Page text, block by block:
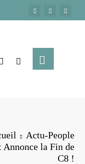
Actu-People
la Fin de
C8 !